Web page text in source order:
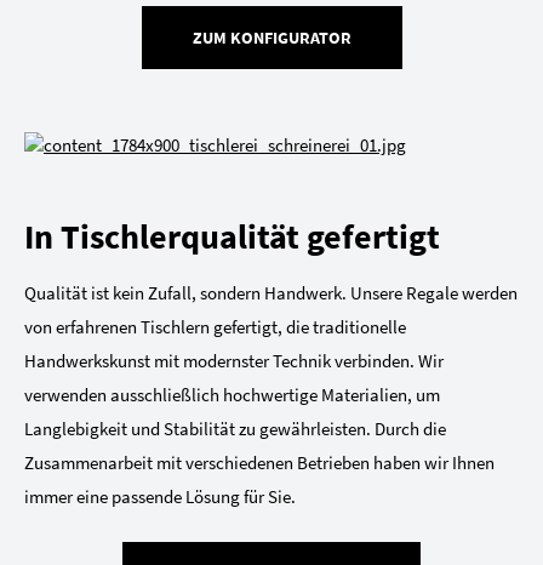
ZUM KONFIGURATOR
In Tischlerqualität gefertigt
Qualität ist kein Zufall, sondern Handwerk. Unsere Regale werden
von erfahrenen Tischlern gefertigt, die traditionelle
Handwerkskunst mit modernster Technik verbinden. Wir
verwenden ausschließlich hochwertige Materialien, um
Langlebigkeit und Stabilität zu gewährleisten. Durch die
Zusammenarbeit mit verschiedenen Betrieben haben wir Ihnen
immer eine passende Lösung für Sie.